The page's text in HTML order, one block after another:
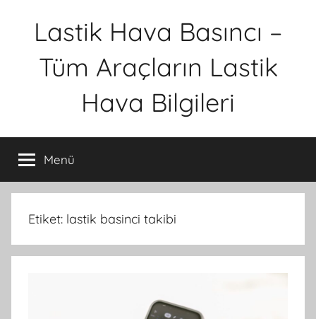
Lastik Hava Basıncı –
Tüm Araçların Lastik
Hava Bilgileri
Menü
Etiket: lastik basinci takibi